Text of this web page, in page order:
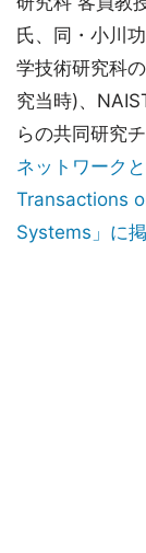
氏、同・小川
学技術研究科
究当時)、
らの共同研究
ネットワーク
Transactions
Systems」に掲